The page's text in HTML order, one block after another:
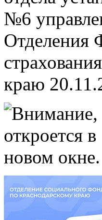
№6
Отделения
краю